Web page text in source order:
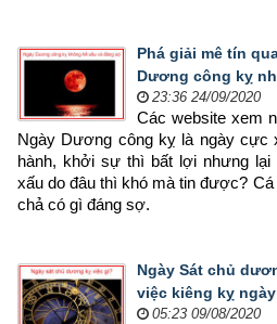
Phá giải mê tín
Dương công kỵ
23:36 24/09/2020
Các website xem
Ngày Dương công kỵ là ngày cực
hành, khởi sự thì bất lợi nhưng lại
xấu do đâu thì khó mà tin được?
chả có gì đáng sợ.
Ngày Sát chủ
việc kiêng kỵ
05:23 09/08/2020